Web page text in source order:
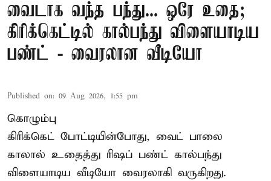
வைடாக வந்த பந்து... ஒரே உதை;
கிரிக்கெட்டில் கால்பந்து விளையாடிய
பண்ட் - வைரலான வீடியோ
Published on: 09 Aug 2026, 1:55 pm
கொழும்பு
கிரிக்கெட் போட்டியின்போது, வைட் பாலை
காலால் உதைத்து ரிஷப் பண்ட் கால்பந்து
விளையாடிய வீடியோ வைரலாகி வருகிறது.